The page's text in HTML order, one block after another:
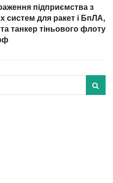
підприємства з
систем для ракет і БпЛА,
танкер тіньового флоту